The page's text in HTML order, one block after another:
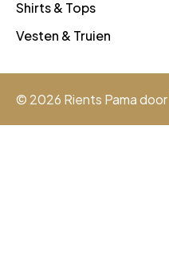
Shirts & Tops
Vesten & Truien
© 2026 Rients Pama door